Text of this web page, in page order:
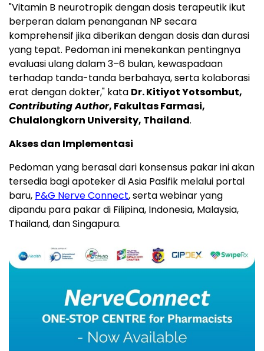
"Vitamin B neurotropik dengan dosis terapeutik ikut
berperan dalam penanganan NP secara
komprehensif jika diberikan dengan dosis dan durasi
yang tepat. Pedoman ini menekankan pentingnya
evaluasi ulang dalam 3–6 bulan, kewaspadaan
terhadap tanda-tanda berbahaya, serta kolaborasi
erat dengan dokter," kata Dr. Kitiyot Yotsombut,
Contributing Author, Fakultas Farmasi,
Chulalongkorn University, Thailand.
Akses dan Implementasi
Pedoman yang berasal dari konsensus pakar ini akan
tersedia bagi apoteker di Asia Pasifik melalui portal
baru, P&G Nerve Connect, serta webinar yang
dipandu para pakar di Filipina, Indonesia, Malaysia,
Thailand, dan Singapura.